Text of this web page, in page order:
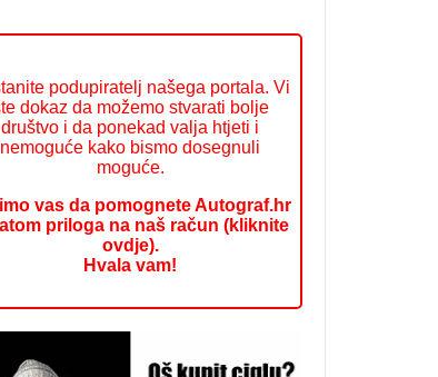
podupiratelj našega portala. Vi
dokaz da možemo stvarati bolje
društvo i da ponekad valja htjeti i
nemoguće kako bismo dosegnuli
moguće.
vas da pomognete Autograf.hr
priloga na naš račun (kliknite
ovdje).
Hvala vam!